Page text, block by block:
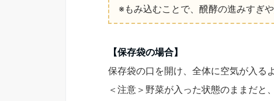
※もみ込むことで、醗酵の進みすぎ
【保存袋の場合】
保存袋の口を開け、全体に空気が入る
＜注意＞野菜が入った状態のままだと